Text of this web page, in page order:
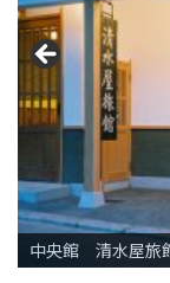
清水屋旅館
松屋旅館
いづみや旅館
信州天空RESORT
中央館 清水屋旅
THE
ホテル国際２１
ホテルやま
ホテル自彊館（じ
長野第一ホテル
旅館大橋
ホテルJALシティ長
ホテル ニューや
ホテル メトロポ
東横イン長野駅善
長野 東急ＲＥＩ
アソビーバ ナガ
ホテルリブマック
山楼海鮮 懐石 萬
THE FUJIYA
喫茶・カフェ 中
スマイルホテル長
東横INN長野駅東
シャトレーゼホテ